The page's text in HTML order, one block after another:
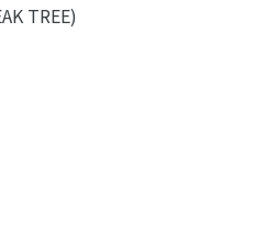
TREE)